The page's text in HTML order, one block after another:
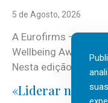
5 de Agosto, 2026
A Eurofirms –
Wellbeing Awards,
Nesta edição, a
«Liderar não é